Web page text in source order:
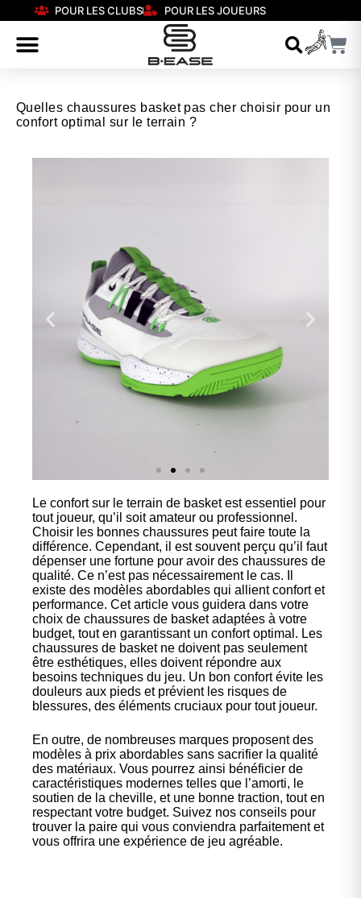
POUR LES CLUBS POUR LES JOUEURS
Quelles chaussures basket pas cher choisir pour un
confort optimal sur le terrain ?
Nos
chaussures
Confort et performance à
prix accessible.
Cliquez ici
Le confort sur le terrain de basket est essentiel pour
tout joueur, qu’il soit amateur ou professionnel.
Choisir les bonnes chaussures peut faire toute la
différence. Cependant, il est souvent perçu qu’il faut
dépenser une fortune pour avoir des chaussures de
qualité. Ce n’est pas nécessairement le cas. Il
existe des modèles abordables qui allient confort et
performance. Cet article vous guidera dans votre
choix de chaussures de basket adaptées à votre
budget, tout en garantissant un confort optimal. Les
chaussures de basket ne doivent pas seulement
être esthétiques, elles doivent répondre aux
besoins techniques du jeu. Un bon confort évite les
douleurs aux pieds et prévient les risques de
blessures, des éléments cruciaux pour tout joueur.
En outre, de nombreuses marques proposent des
modèles à prix abordables sans sacrifier la qualité
des matériaux. Vous pourrez ainsi bénéficier de
caractéristiques modernes telles que l’amorti, le
soutien de la cheville, et une bonne traction, tout en
respectant votre budget. Suivez nos conseils pour
trouver la paire qui vous conviendra parfaitement et
vous offrira une expérience de jeu agréable.